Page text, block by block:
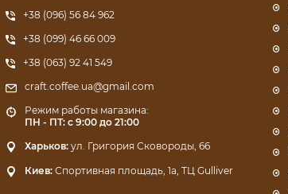
+38 (096) 56 84 962
+38 (099) 46 66 009
+38 (063) 92 41 549
craft.coffee.ua@gmail.com
Режим работы магазина:
ПН - ПТ: с 9:00 до 21:00
Харьков: ул. Григория Сковороды, 66
Киев: Спортивная площадь, 1a, ТЦ Gulliver